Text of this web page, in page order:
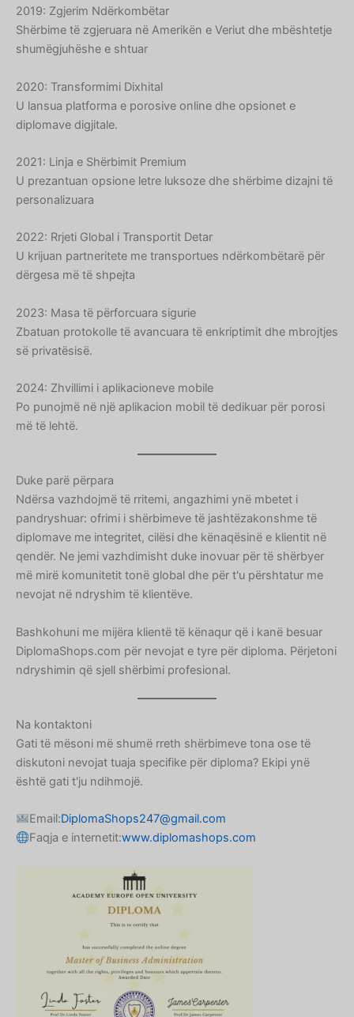
2019: Zgjerim Ndërkombëtar
Shërbime të zgjeruara në Amerikën e Veriut dhe mbështetje
shumëgjuhëshe e shtuar
2020: Transformimi Dixhital
U lansua platforma e porosive online dhe opsionet e
diplomave digjitale.
2021: Linja e Shërbimit Premium
U prezantuan opsione letre luksoze dhe shërbime dizajni të
personalizuara
2022: Rrjeti Global i Transportit Detar
U krijuan partneritete me transportues ndërkombëtarë për
dërgesa më të shpejta
2023: Masa të përforcuara sigurie
Zbatuan protokolle të avancuara të enkriptimit dhe mbrojtjes
së privatësisë.
2024: Zhvillimi i aplikacioneve mobile
Po punojmë në një aplikacion mobil të dedikuar për porosi
më të lehtë.
Duke parë përpara
Ndërsa vazhdojmë të rritemi, angazhimi ynë mbetet i
pandryshuar: ofrimi i shërbimeve të jashtëzakonshme të
diplomave me integritet, cilësi dhe kënaqësinë e klientit në
qendër. Ne jemi vazhdimisht duke inovuar për të shërbyer
më mirë komunitetit tonë global dhe për t'u përshtatur me
nevojat në ndryshim të klientëve.
Bashkohuni me mijëra klientë të kënaqur që i kanë besuar
DiplomaShops.com për nevojat e tyre për diploma. Përjetoni
ndryshimin që sjell shërbimi profesional.
Na kontaktoni
Gati të mësoni më shumë rreth shërbimeve tona ose të
diskutoni nevojat tuaja specifike për diploma? Ekipi ynë
është gati t'ju ndihmojë.
Email:DiplomaShops247@gmail.com
Faqja e internetit:www.diplomashops.comBelarusian
Danish
Hungarian
Armenian
Icelandic
Korean
Georgian
Macedonian
Romanian
Chinese
Hebrew